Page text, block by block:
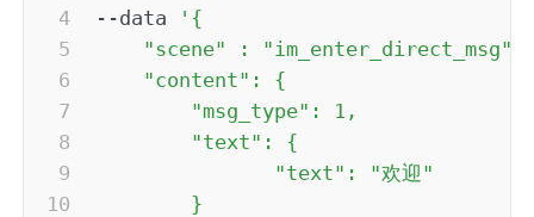
--data
'{
    "scene" : "im_enter_direct_msg",
    "content": {
        "msg_type": 1,
        "text": {
               "text": "欢迎"
        }